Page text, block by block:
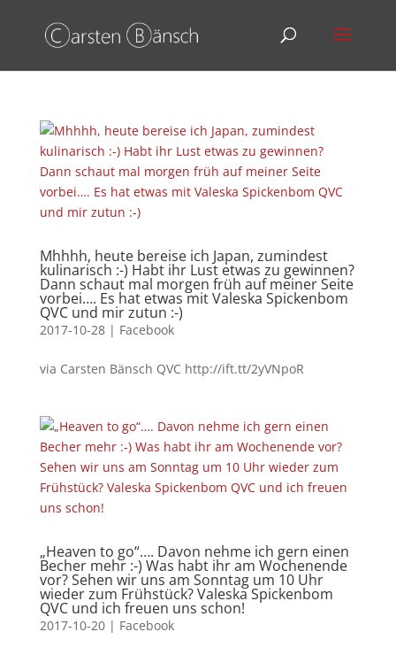
Mhhhh, heute bereise ich Japan, zumindest
kulinarisch :-) Habt ihr Lust etwas zu gewinnen?
Dann schaut mal morgen früh auf meiner Seite
vorbei…. Es hat etwas mit Valeska Spickenbom
QVC und mir zutun :-)
2017-10-28| Facebook
via Carsten Bänsch QVC http://ift.tt/2yVNpoR
„Heaven to go“…. Davon nehme ich gern einen
Becher mehr :-) Was habt ihr am Wochenende
vor? Sehen wir uns am Sonntag um 10 Uhr
wieder zum Frühstück? Valeska Spickenbom
QVC und ich freuen uns schon!
2017-10-20| Facebook